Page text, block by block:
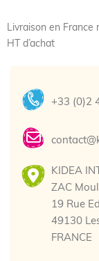
Livraison en
HT d’achat
+33 (0)2
KIDEA
ZAC
19 Rue
49130
FRANCE